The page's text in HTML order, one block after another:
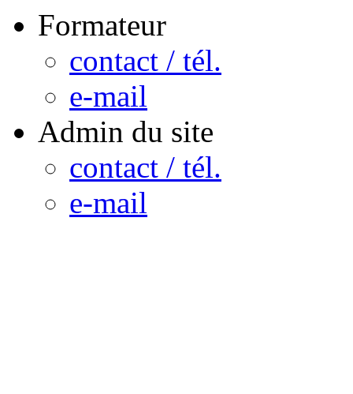
Formateur
contact / tél.
e-mail
Admin du site
contact / tél.
e-mail